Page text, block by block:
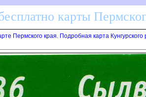
карты
Пермского края. Подробная карта Кунгурского